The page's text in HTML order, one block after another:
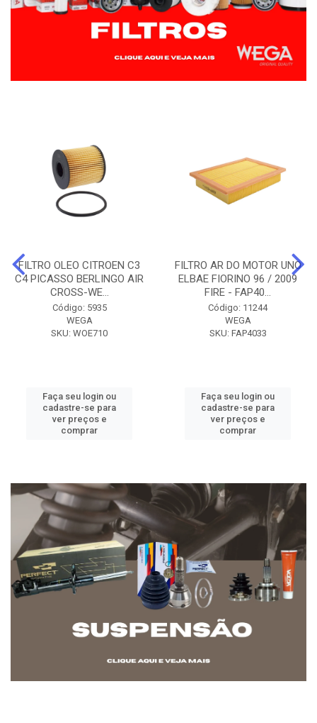
FILTRO OLEO CITROEN C3
C4 PICASSO BERLINGO AIR
CROSS-WE...
Código: 5935
WEGA
SKU: WOE710
Faça seu login ou
cadastre-se para
ver preços e
comprar
FILTRO AR DO MOTOR UNO
ELBAE FIORINO 96 / 2009
FIRE - FAP40...
Código: 11244
WEGA
SKU: FAP4033
Faça seu login ou
cadastre-se para
ver preços e
comprar